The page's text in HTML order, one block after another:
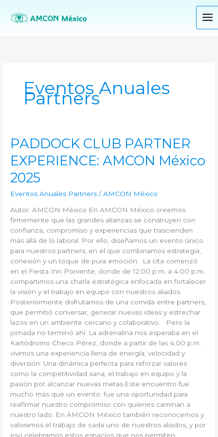
contenido
Eventos Anuales
Partners
PADDOCK CLUB PARTNER
EXPERIENCE: AMCON México
2025
Eventos Anuales Partners /AMCON México
Autor: AMCON México En AMCON México creemos
firmemente que las grandes alianzas se construyen con
confianza, compromiso y experiencias que trascienden
más allá de lo laboral. Por ello, diseñamos un evento único
para nuestros partners, en el que combinamos estrategia,
conexión y un toque de pura emoción. La cita comenzó
en el Fiesta Inn Poniente, donde de 12:00 p.m. a 4:00 p.m.
compartimos una charla estratégica enfocada en fortalecer
la visión y el trabajo en equipo con nuestros aliados.
Posteriormente disfrutamos de una comida entre partners,
que permitió conversar, generar nuevas ideas y estrechar
lazos en un ambiente cercano y colaborativo. Pero la
jornada no terminó ahí. La adrenalina nos esperaba en el
Kartódromo Checo Pérez, donde a partir de las 4:00 p.m.
vivimos una experiencia llena de energía, velocidad y
diversión. Una dinámica perfecta para reforzar valores
como la competitividad sana, el trabajo en equipo y la
pasión por alcanzar nuevas metas.Este encuentro fue
mucho más que un evento: fue una oportunidad para
reafirmar nuestro compromiso con quienes caminan a
nuestro lado. En AMCON México también reconocemos y
valoramos el trabajo de cada uno de nuestros aliados, y por
eso celebramos estos espacios que nos permiten
PADDOCK
CLUB
PARTNER
México
2025